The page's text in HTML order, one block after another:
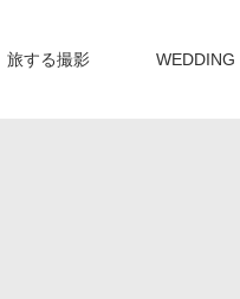
旅する撮影 WEDDING